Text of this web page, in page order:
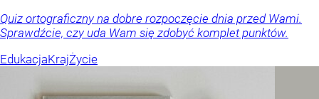
Quiz ortograficzny na dobre rozpoczęcie dnia przed Wami.
Sprawdźcie, czy uda Wam się zdobyć komplet punktów.
EdukacjaKrajŻycie